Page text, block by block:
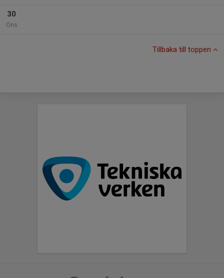
30
Ons
Tillbaka till toppen